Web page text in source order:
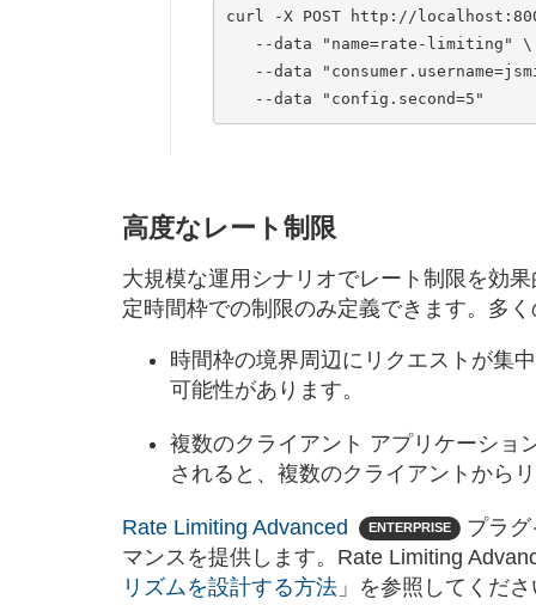
curl -X POST http://
高度なレート制限
大規模な運用シナリオでレート制限を効
定時間枠での制限のみ定義できます。多
時間枠の境界周辺にリクエストが集
可能性があります。
複数のクライアント アプリケーショ
されると、複数のクライアントから
Rate Limiting Advanced ENTERPRISE
プラ
マンスを提供します。Rate Limiting
リズムを設計する方法 」を参照してくだ